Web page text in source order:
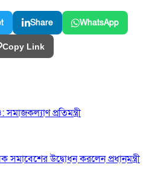
Share WhatsApp
Copy Link
প্রতিমন্ত্রী
সমাবেশের উদ্বোধন করলেন প্রধানমন্ত্রী